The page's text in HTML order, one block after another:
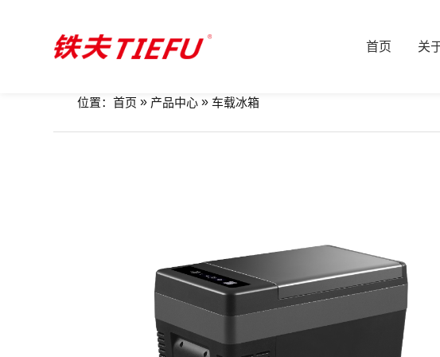
首页 关
位置：首页 » 产品中心 » 车载冰箱